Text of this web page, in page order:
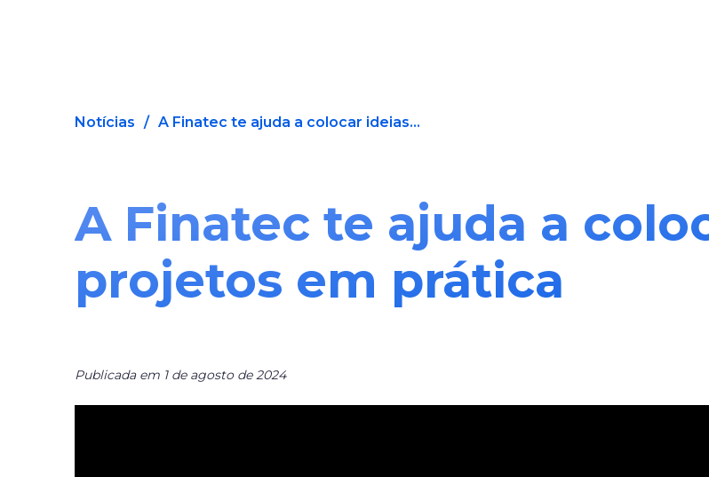
Notícias / A Finatec te ajuda a colocar ideias...
A Finatec te ajuda a
projetos em prática
Publicada em 1 de agosto de 2024